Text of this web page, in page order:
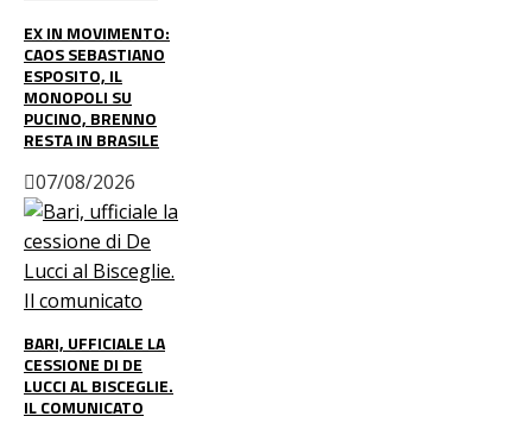
EX IN MOVIMENTO:
CAOS SEBASTIANO
ESPOSITO, IL
MONOPOLI SU
PUCINO, BRENNO
RESTA IN BRASILE
07/08/2026
BARI, UFFICIALE LA
CESSIONE DI DE
LUCCI AL BISCEGLIE.
IL COMUNICATO